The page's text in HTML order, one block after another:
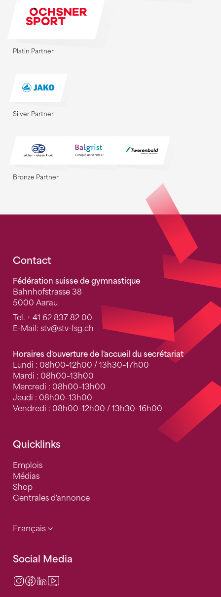
Platin Partner
Silver Partner
Bronze Partner
Fusszeile
Contact
Fédération suisse de gymnastique
Bahnhofstrasse 38
5000 Aarau
Tel. + 41 62 837 82 00
E-Mail: stv@stv-fsg.ch
Horaires d'ouverture de l'accueil du secrétariat
Lundi : 08h00–12h00 / 13h30–17h00
Mardi : 08h00–13h00
Mercredi : 08h00–13h00
Jeudi : 08h00–13h00
Vendredi : 08h00–12h00 / 13h30–16h00
Quicklinks
Emplois
Médias
Shop
Centrales d'annonce
Français
Social Media
Instagram
Facebook
LinkedIn